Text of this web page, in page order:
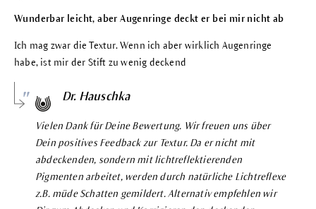
Wunderbar leicht, aber Augenringe deckt er bei mir nicht ab
Ich mag zwar die Textur. Wenn ich aber wirklich Augenringe
habe, ist mir der Stift zu wenig deckend
Dr. Hauschka
Vielen Dank für Deine Bewertung. Wir freuen uns über
Dein positives Feedback zur Textur. Da er nicht mit
abdeckenden, sondern mit lichtreflektierenden
Pigmenten arbeitet, werden durch natürliche Lichtreflexe
z.B. müde Schatten gemildert. Alternativ empfehlen wir